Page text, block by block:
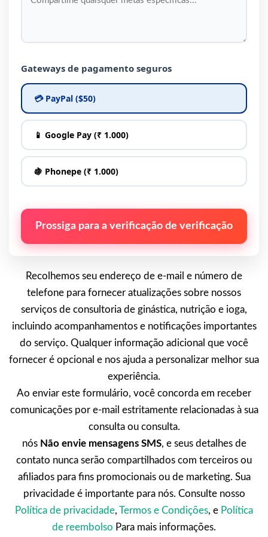
Gateways de pagamento seguros
💳 PayPal ($50)
📱 Google Pay (₹ 1.000)
🍇 Phonepe (₹ 1.000)
Prossiga para a verificação de verificação
Recolhemos seu endereço de e-mail e número de
telefone para fornecer atualizações sobre nossos
serviços de consultoria de ginástica, nutrição e ioga,
incluindo acompanhamentos e notificações importantes
do serviço. Qualquer informação adicional que você
fornecer é opcional e nos ajuda a personalizar melhor sua
experiência.
Ao enviar este formulário, você concorda em receber
comunicações por e-mail estritamente relacionadas à sua
consulta ou consulta.
nós Não envie mensagens SMS, e seus detalhes de
contato nunca serão compartilhados com terceiros ou
afiliados para fins promocionais ou de marketing. Sua
privacidade é importante para nós. Consulte nosso
Política de privacidade, Termos e Condições, e Política
de reembolso Para mais informações.